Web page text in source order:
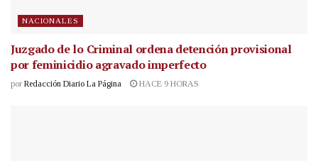
NACIONALES
Juzgado de lo Criminal ordena detención provisional
por feminicidio agravado imperfecto
por Redacción Diario La Página HACE 9 HORAS